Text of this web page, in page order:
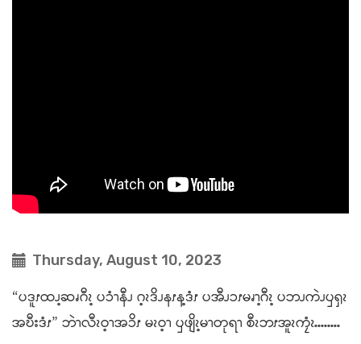
Thursday, August 10, 2023
“ပဒူၭထၪ့ဆၧဂီၩ့ ပၥံၫနီၪ ဂ့ၩဒိၪနၭန့ဒံၭ ပအီၪၥၭမၧၫ့ဂီၩ့ ပဘၪကဲၪၦၡၩ
အဎီးဒံၭ” ဘဲၫလီၩဝ့ၫအၥိၭ မၩဝ့ၫ ၦဖျိၩ့မၫတုရၫ စီၩဘၭအူၩကၠံၩႉႉႉႉႉႉႉႉ